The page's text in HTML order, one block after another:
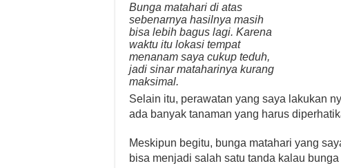
Bunga matahari di atas
sebenarnya hasilnya masih
bisa lebih bagus lagi. Karena
waktu itu lokasi tempat
menanam saya cukup teduh,
jadi sinar mataharinya kurang
maksimal.
Selain itu, perawatan yang saya lakukan
ada banyak tanaman yang harus
Meskipun begitu, bunga matahari yang
bisa menjadi salah satu tanda kalau